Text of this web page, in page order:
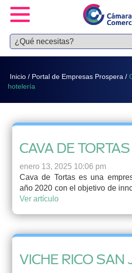
Inicio / Portal de Empresas Prospera /
hotelería
CAVA DE TORTAS
enero 13, 2025 10:06 pm
Cava de Tortas es una
año 2020 con el objetivo de
Ver artículo
VICHE RICO SAN